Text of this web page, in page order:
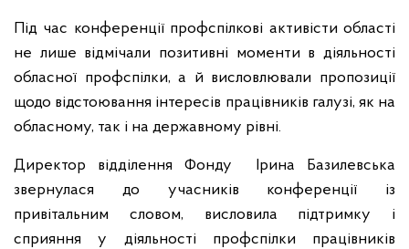
Під час конференції профспілкові активісти області
не лише відмічали позитивні моменти в діяльності
обласної профспілки, а й висловлювали пропозиції
щодо відстоювання інтересів працівників галузі, як на
обласному, так і на державному рівні.
Директор відділення Фонду
Ірина Базилевська
звернулася до учасників конференції із
привітальним словом, висловила підтримку і
сприяння у діяльності профспілки працівників